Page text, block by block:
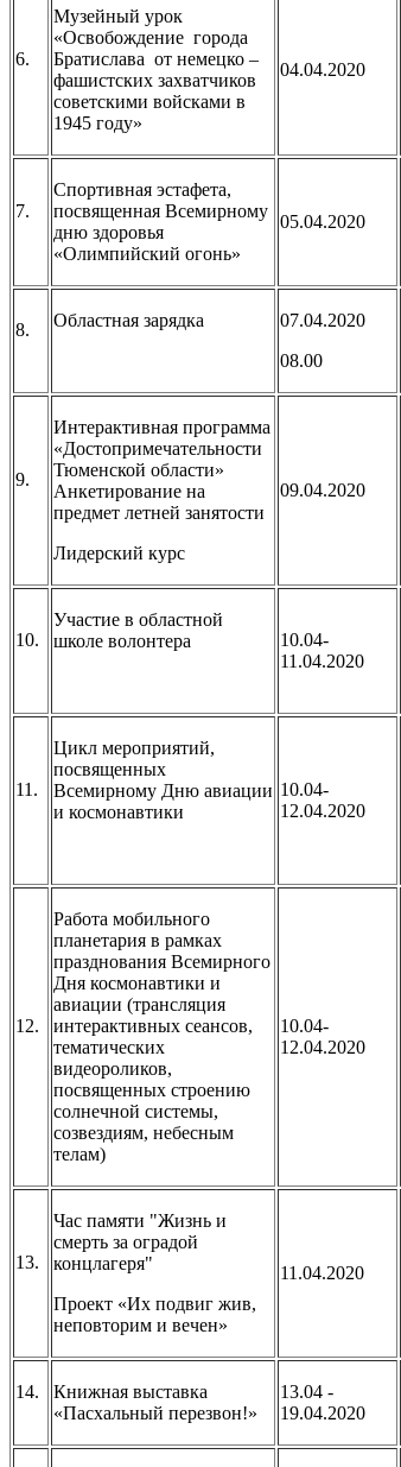
6.
Музейный урок
«Освобождение города
Братислава от немецко –
фашистских захватчиков
советскими войсками в
1945 году»
04.04.2020
7.
Спортивная эстафета,
посвященная Всемирному
дню здоровья
«Олимпийский огонь»
05.04.2020
8. Областная зарядка
07.04.2020
08.00
9.
Интерактивная программа
«Достопримечательности
Тюменской области»
Анкетирование на
предмет летней занятости
Лидерский курс
09.04.2020
10.
Участие в областной
школе волонтера
10.04-
11.04.2020
11.
Цикл мероприятий,
посвященных
Всемирному Дню авиации
и космонавтики
10.04-
12.04.2020
12.
Работа мобильного
планетария в рамках
празднования Всемирного
Дня космонавтики и
авиации (трансляция
интерактивных сеансов,
тематических
видеороликов,
посвященных строению
солнечной системы,
созвездиям, небесным
телам)
10.04-
12.04.2020
13.
Час памяти "Жизнь и
смерть за оградой
концлагеря"
Проект «Их подвиг жив,
неповторим и вечен»
11.04.2020
14.
Книжная выставка
«Пасхальный перезвон!»
13.04 -
19.04.2020